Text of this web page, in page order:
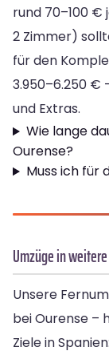
rund 70–100 €
2 Zimmer)
für den
3.950–6.250 €
und Extras.
Wie lange
Ourense?
Muss ich für
Umzüge in
Unsere
bei Ourense –
Ziele in Spanien: